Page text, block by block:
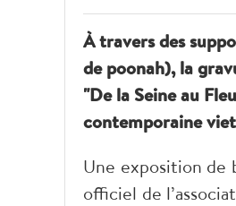
À travers des
de poonah), la
"De la Seine au
contemporaine
Une exposition de
officiel de